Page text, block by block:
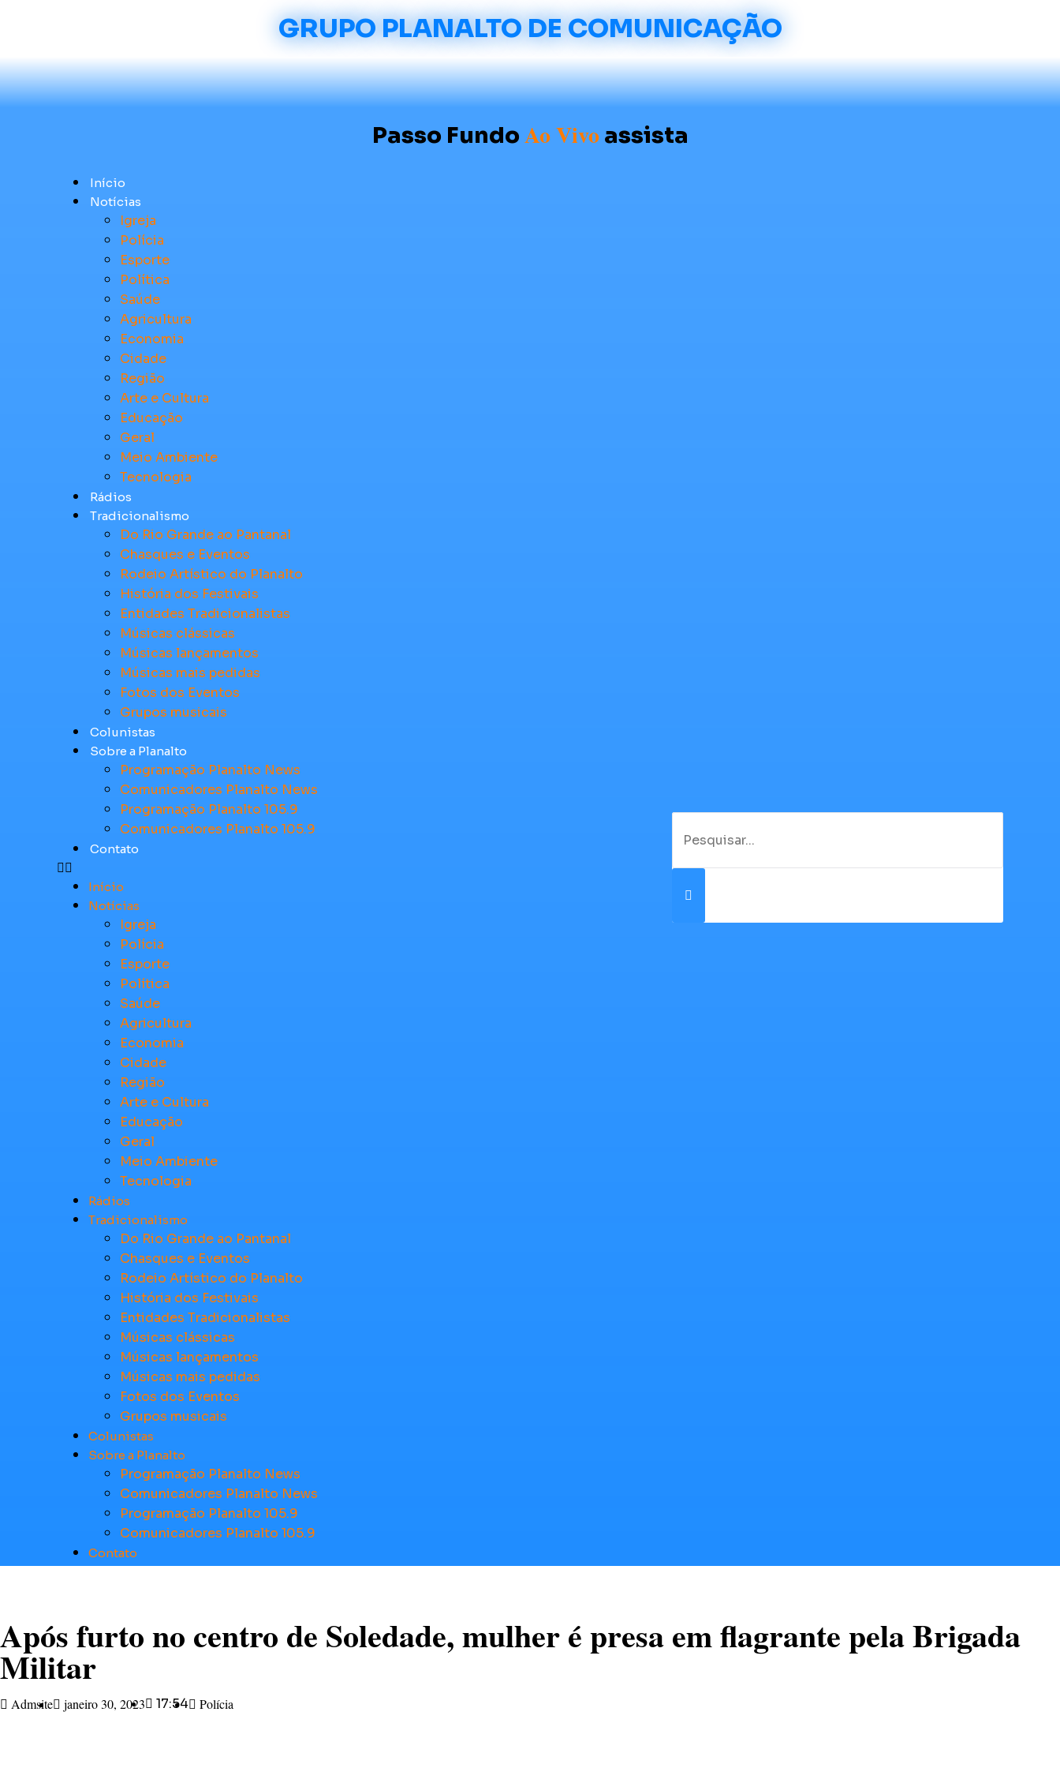
GRUPO PLANALTO DE COMUNICAÇÃO
Passo Fundo Ao Vivo assista
Início
Notícias
Igreja
Polícia
Esporte
Política
Saúde
Agricultura
Economia
Cidade
Região
Arte e Cultura
Educação
Geral
Meio Ambiente
Tecnologia
Rádios
Tradicionalismo
Do Rio Grande ao Pantanal
Chasques e Eventos
Rodeio Artístico do Planalto
História dos Festivais
Entidades Tradicionalistas
Músicas clássicas
Músicas lançamentos
Músicas mais pedidas
Fotos dos Eventos
Grupos musicais
Colunistas
Sobre a Planalto
Programação Planalto News
Comunicadores Planalto News
Programação Planalto 105.9
Comunicadores Planalto 105.9
Contato
Início
Notícias
Igreja
Polícia
Esporte
Política
Saúde
Agricultura
Economia
Cidade
Região
Arte e Cultura
Educação
Geral
Meio Ambiente
Tecnologia
Rádios
Tradicionalismo
Do Rio Grande ao Pantanal
Chasques e Eventos
Rodeio Artístico do Planalto
História dos Festivais
Entidades Tradicionalistas
Músicas clássicas
Músicas lançamentos
Músicas mais pedidas
Fotos dos Eventos
Grupos musicais
Colunistas
Sobre a Planalto
Programação Planalto News
Comunicadores Planalto News
Programação Planalto 105.9
Comunicadores Planalto 105.9
Contato
Após furto no centro de Soledade, mulher é presa em flagrante pela Brigada
Militar
Admsite janeiro 30, 2023 17:54 Polícia